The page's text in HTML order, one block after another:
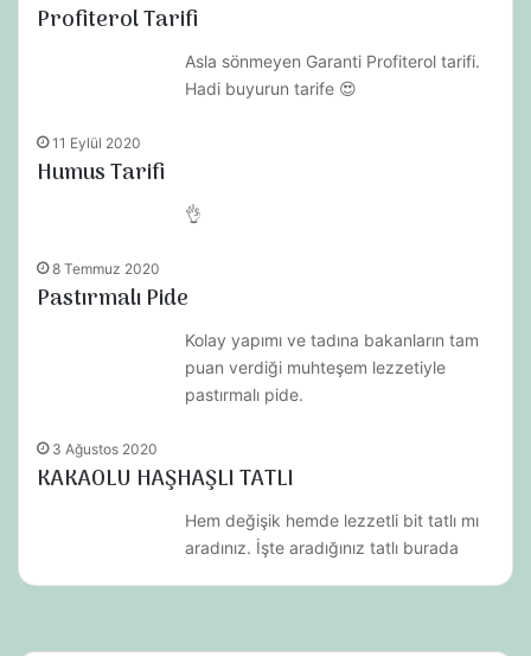
Profiterol Tarifi
Asla sönmeyen Garanti Profiterol tarifi.
Hadi buyurun tarife 😍
11 Eylül 2020
Humus Tarifi
👌
8 Temmuz 2020
Pastırmalı Pide
Kolay yapımı ve tadına bakanların tam
puan verdiği muhteşem lezzetiyle
pastırmalı pide.
3 Ağustos 2020
KAKAOLU HAŞHAŞLI TATLI
Hem değişik hemde lezzetli bit tatlı mı
aradınız. İşte aradığınız tatlı burada